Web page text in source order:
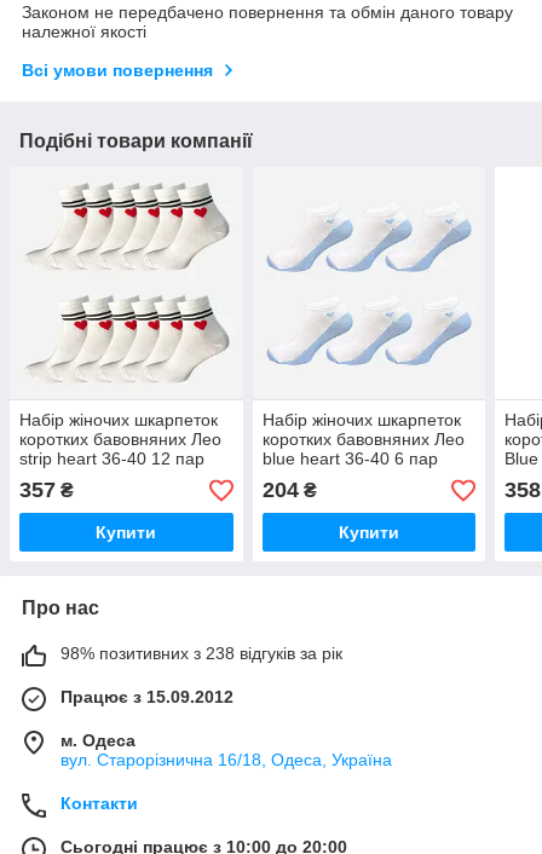
Законом не передбачено повернення та обмін даного товару
належної якості
Всі умови повернення
Подібні товари компанії
Набір жіночих шкарпеток
коротких бавовняних Лео
strip heart 36-40 12 пар
Білий
357 ₴
Купити
Набір жіночих шкарпеток
коротких бавовняних Лео
blue heart 36-40 6 пар
Білий/блакитний
204₴
Купити
Blue
пар
358
Про нас
98% позитивних з 238 відгуків за рік
Працює з 15.09.2012
м. Одеса
вул. Старорізнична 16/18, Одеса, Україна
Контакти
Сьогодні працює з 10:00 до 20:00